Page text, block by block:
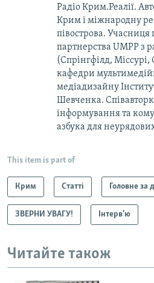
Радіо Крим.Реалії.
Крим і міжнародну
півострова.
партнерства UMPP з
(Спрінгфілд,
кафедри
медіадизайну
Шевченка.
інформування та
азбука для
This item is part of
Крим Статті Головне за
ЗВЕРНИ УВАГУ! Інтерв'ю
Читайте також